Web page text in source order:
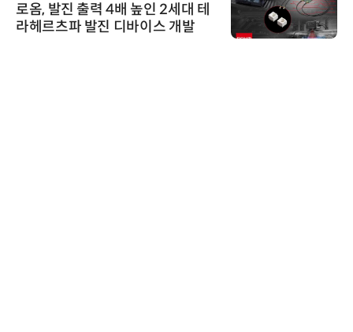
로옴, 발진 출력 4배 높인 2세대 테
라헤르츠파 발진 디바이스 개발